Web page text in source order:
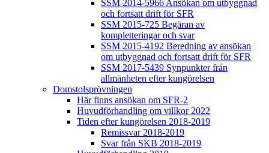
SSM 2014-5966 Ansökan om utbyggnad
och fortsatt drift för SFR
SSM 2015-725 Begäran av
kompletteringar och svar
SSM 2015-4192 Beredning av ansökan
om utbyggnad och fortsatt drift för SFR
SSM 2017-5439 Synpunkter från
allmänheten efter kungörelsen
Domstolsprövningen
Här finns ansökan om SFR-2
Huvudförhandling om villkor 2022
Tiden efter kungörelsen 2018-2019
Remissvar 2018-2019
Svar från SKB 2018-2019